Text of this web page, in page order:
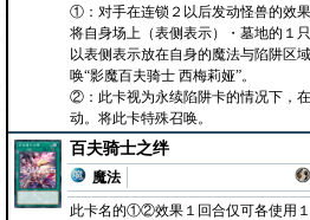
①：对手在连锁２以后发动怪兽的效
将自身场上（表侧表示）・墓地的１
以表侧表示放在自身的魔法与陷阱区
唤“影魔百夫骑士 西梅莉娅”。
②：此卡视为永续陷阱卡的情况下，
动。将此卡特殊召唤。
百夫骑士之绊
魔法
此卡名的①②效果１回合仅可各使用１